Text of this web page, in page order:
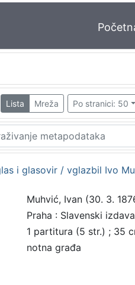
Lista Mreža Po stranici: 50
i glasovir / vglazbil Ivo
Muhvić, Ivan (30. 3.
Praha : Slavenski
1 partitura (5 str.) ; 35
notna građa